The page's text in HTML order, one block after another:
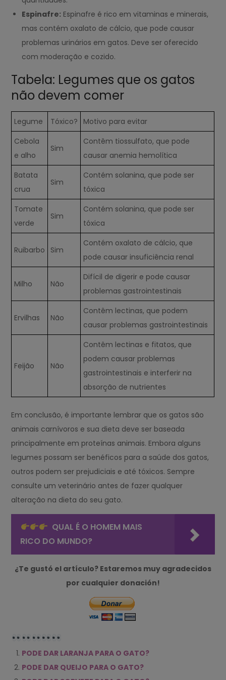
Espinafre: Espinafre é rico em vitaminas e minerais,
mas contém oxalato de cálcio, que pode causar
problemas urinários em gatos. Deve ser oferecido
com moderação e cozido.
Tabela: Legumes que os gatos
não devem comer
Legume Tóxico?
Motivo para evitar
Cebola
e alho
Sim
Contêm tiossulfato, que pode
causar anemia hemolítica
Batata
crua
Sim
Contém solanina, que pode ser
tóxica
Tomate
verde
Sim
Contém solanina, que pode ser
tóxica
Ruibarbo Sim
Contém oxalato de cálcio, que
pode causar insuficiência renal
Milho Não
Difícil de digerir e pode causar
problemas gastrointestinais
Ervilhas Não
Contêm lectinas, que podem
causar problemas gastrointestinais
Feijão Não
Contêm lectinas e fitatos, que
podem causar problemas
gastrointestinais e interferir na
absorção de nutrientes
Em conclusão, é importante lembrar que os gatos são
animais carnívoros e sua dieta deve ser baseada
principalmente em proteínas animais. Embora alguns
legumes possam ser benéficos para a saúde dos gatos,
outros podem ser prejudiciais e até tóxicos. Sempre
consulte um veterinário antes de fazer qualquer
alteração na dieta do seu gato.
QUAL É O HOMEM MAIS
RICO DO MUNDO?
¿Te gustó el artículo? Estaremos muy agradecidos
por cualquier donación!
PODE DAR LARANJA PARA O GATO?
PODE DAR QUEIJO PARA O GATO?